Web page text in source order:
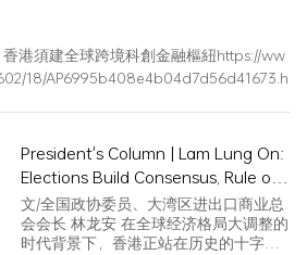
香港須建全球跨境科創金融樞紐https://ww
18/AP6995b408e4b04d7d56d41673.h
President's Column | Lam Lung On:
Elections Build Consensus, Rule of
Law Facilitates Reconstruction
文/全国政协委员、大湾区进出口商业总
会会长 林龙安 在全球经济格局大调整的
时代背景下，香港正站在历史的十字路